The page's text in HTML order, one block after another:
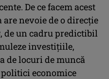
De ce facem acest
nevoie de o direcţie
de un cadru predictibil
investiţiile,
de locuri de muncă
economice